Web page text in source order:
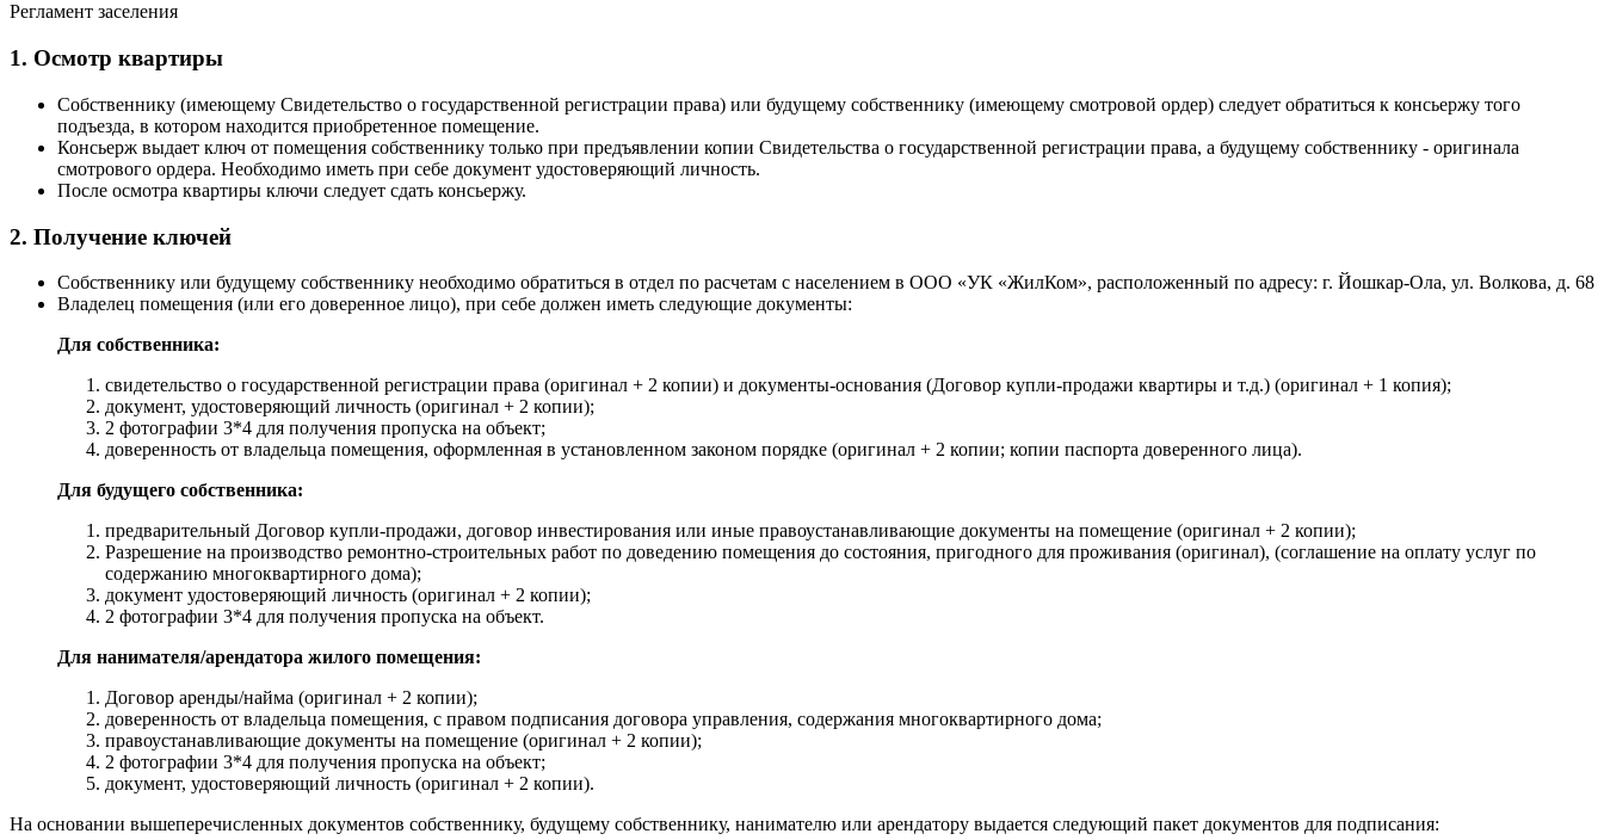
Регламент заселения
1. Осмотр квартиры
Собственнику (имеющему Свидетельство о государственной регистрации права) или будущему собственнику (имеющему смотровой ордер) следует обратиться к консьержу того
подъезда, в котором находится приобретенное помещение.
Консьерж выдает ключ от помещения собственнику только при предъявлении копии Свидетельства о государственной регистрации права, а будущему собственнику - оригинала
смотрового ордера. Необходимо иметь при себе документ удостоверяющий личность.
После осмотра квартиры ключи следует сдать консьержу.
2. Получение ключей
Собственнику или будущему собственнику необходимо обратиться в отдел по расчетам с населением в ООО «УК «ЖилКом», расположенный по адресу: г. Йошкар-Ола, ул. Волкова, д. 68
Владелец помещения (или его доверенное лицо), при себе должен иметь следующие документы:
Для собственника:
свидетельство о государственной регистрации права (оригинал + 2 копии) и документы-основания (Договор купли-продажи квартиры и т.д.) (оригинал + 1 копия);
документ, удостоверяющий личность (оригинал + 2 копии);
2 фотографии 3*4 для получения пропуска на объект;
доверенность от владельца помещения, оформленная в установленном законом порядке (оригинал + 2 копии; копии паспорта доверенного лица).
Для будущего собственника:
предварительный Договор купли-продажи, договор инвестирования или иные правоустанавливающие документы на помещение (оригинал + 2 копии);
Разрешение на производство ремонтно-строительных работ по доведению помещения до состояния, пригодного для проживания (оригинал), (соглашение на оплату услуг по
содержанию многоквартирного дома);
документ удостоверяющий личность (оригинал + 2 копии);
2 фотографии 3*4 для получения пропуска на объект.
Для нанимателя/арендатора жилого помещения:
Договор аренды/найма (оригинал + 2 копии);
доверенность от владельца помещения, с правом подписания договора управления, содержания многоквартирного дома;
правоустанавливающие документы на помещение (оригинал + 2 копии);
2 фотографии 3*4 для получения пропуска на объект;
документ, удостоверяющий личность (оригинал + 2 копии).
На основании вышеперечисленных документов собственнику, будущему собственнику, нанимателю или арендатору выдается следующий пакет документов для подписания: